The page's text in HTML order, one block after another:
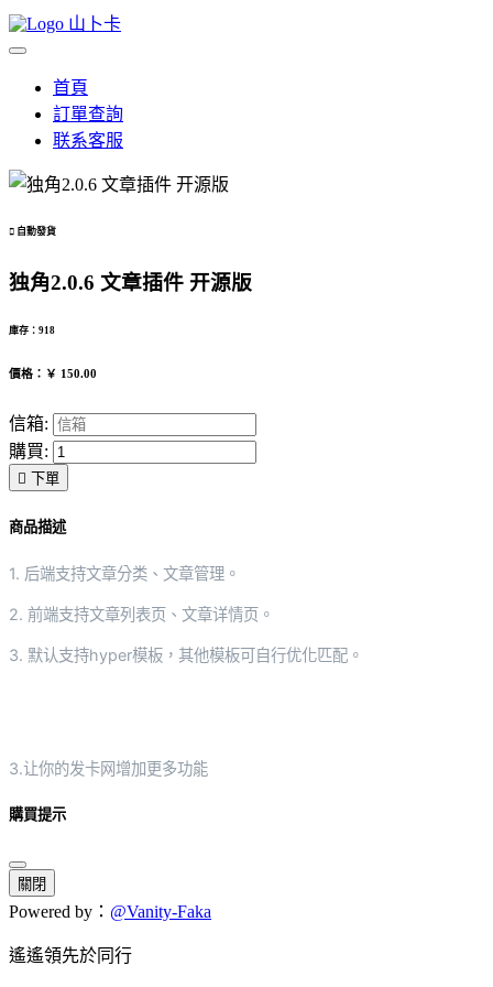
山卜卡
首頁
訂單查詢
联系客服
 自動發貨
独角2.0.6 文章插件 开源版
庫存：918
價格：￥ 150.00
信箱:
購買:
 下單
商品描述
1. 后端支持文章分类、文章管理。
2. 前端支持文章列表页、文章详情页。
3. 默认支持hyper模板，其他模板可自行优化匹配。
3.让你的发卡网增加更多功能
購買提示
關閉
Powered by： @Vanity-Faka
遙遙領先於同行